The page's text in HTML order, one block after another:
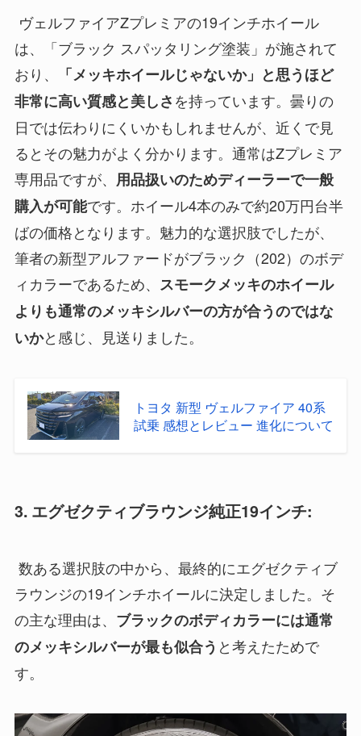
ヴェルファイアZプレミアの19インチホイール
は、「ブラック スパッタリング塗装」が施されて
おり、
「メッキホイールじゃないか」と思うほど
非常に高い質感と美しさを持っています。曇りの
日では伝わりにくいかもしれませんが、近くで見
るとその魅力がよく分かります。通常はZプレミア
専用品ですが、 用品扱いのためディーラーで一般
購入が可能です。ホイール4本のみで約20万円台半
ばの価格となります。魅力的な選択肢でしたが、
筆者の新型アルファードがブラック（202）のボデ
ィカラーであるため、 スモークメッキのホイール
よりも通常のメッキシルバーの方が合うのではな
いかと感じ、見送りました。
トヨタ 新型 ヴェルファイア 40系
試乗 感想とレビュー 進化について
3. エグゼクティブラウンジ純正19インチ:
数ある選択肢の中から、最終的にエグゼクティブ
ラウンジの19インチホイールに決定しました。そ
の主な理由は、 ブラックのボディカラーには通常
のメッキシルバーが最も似合う と考えたためで
す。